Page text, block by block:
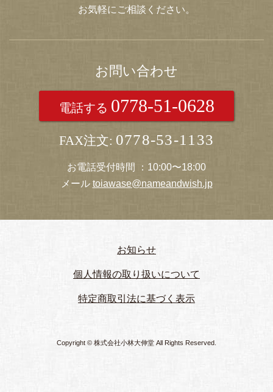
お気軽にご相談ください。
お問い合わせ
電話する 0778-51-0628
FAX注文: 0778-53-1133
お電話受付時間 ：10:00〜18:00
メール toiawase@nameandwish.jp
お知らせ
個人情報の取り扱いについて
特定商取引法に基づく表示
Copyright © 株式会社小林大伸堂 All Rights Reserved.